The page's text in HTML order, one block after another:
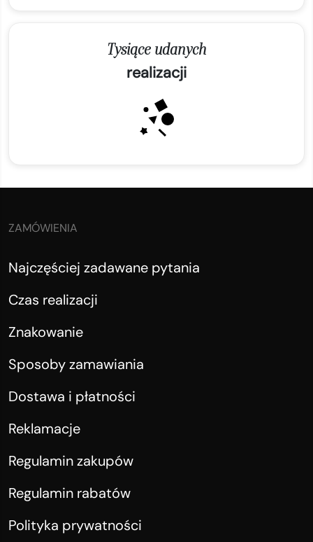
Tysiące udanych
realizacji
ZAMÓWIENIA
Najczęściej zadawane pytania
Czas realizacji
Znakowanie
Sposoby zamawiania
Dostawa i płatności
Reklamacje
Regulamin zakupów
Regulamin rabatów
Polityka prywatności